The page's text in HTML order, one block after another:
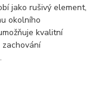
jako rušivý element,
okolního
kvalitní